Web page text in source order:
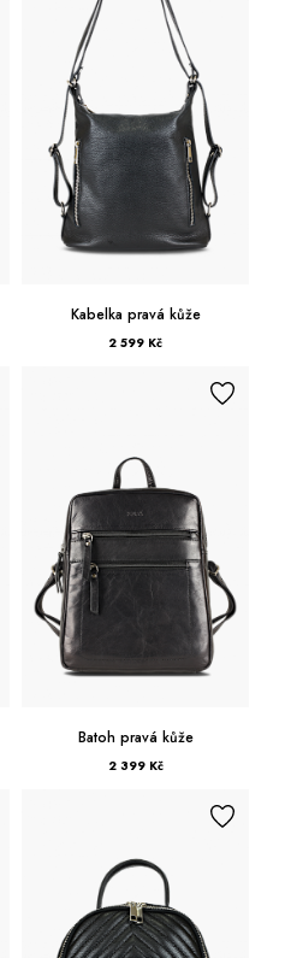
Kabelka pravá kůže
2 599 Kč
Batoh pravá kůže
2 399 Kč